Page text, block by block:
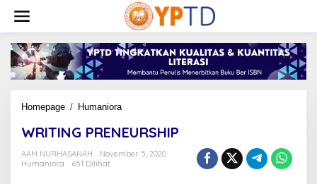
konten
Homepage / HumanioraWRITING
WRITING PRENEURSHIP
AAM NURHASANAH
November 5, 2020
Humaniora
651 Dilihat